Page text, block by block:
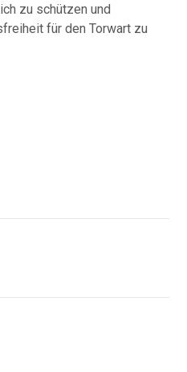
zu schützen und
für den Torwart zu